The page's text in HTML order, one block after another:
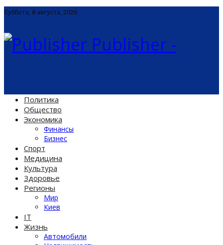
Суббота, 8 августа, 2026
Publisher -
Политика
Общество
Экономика
Финансы
Бизнес
Спорт
Медицина
Культура
Здоровье
Регионы
Мир
Киев
IT
Жизнь
Автомобили